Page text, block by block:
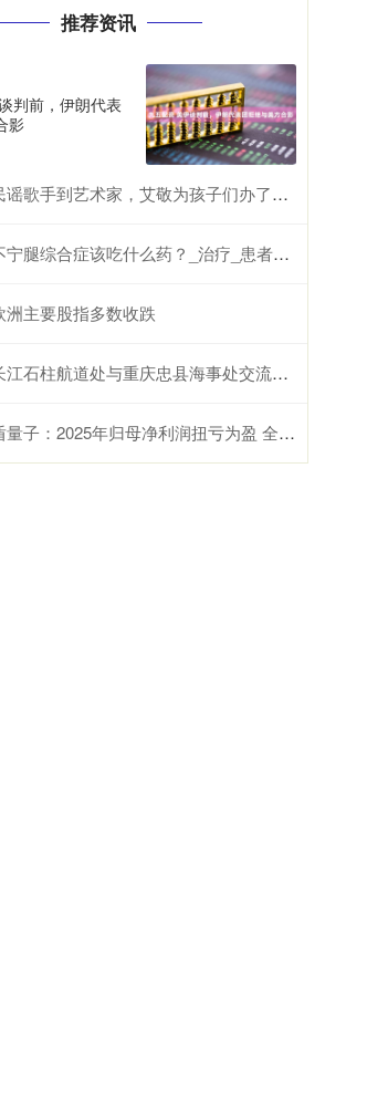
推荐资讯
判前，伊朗代表
影
手到艺术家，艾敬为孩子们办了一个绘画大赛
腿综合症该吃什么药？_治疗_患者_药物
洲主要股指多数收跌
柱航道处与重庆忠县海事处交流座谈促发展
：2025年归母净利润扭亏为盈 全年研发投入超亿元